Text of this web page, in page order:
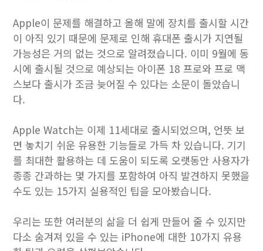
Apple이 문제를 해결하고 올해 말에 장치를 출시할 시간
이 아직 있기 때문에 문제로 인해 휴대폰 출시가 지연될
가능성은 거의 없는 것으로 알려졌습니다. 이미 9월에 동
시에 출시될 것으로 예상되는 아이폰 18 프로와 프로 맥
스보다 출시가 조금 늦어질 수 있다는 소문이 돌았습니
다.
Apple Watch는 이제 11세대로 출시되었으며, 언뜻 보
면 놓치기 쉬운 유용한 기능들로 가득 차 있습니다. 기기
를 최대한 활용하는 데 도움이 되도록 오랫동안 사용자가
종종 간과하는 몇 가지를 포함하여 아직 발견하지 못했을
수도 있는 15가지 실용적인 팁을 모아봤습니다.
우리는 또한 여러분의 삶을 더 쉽게 만들어 줄 수 있지만
다소 숨겨져 있을 수 있는 iPhone에 대한 10가지 유용